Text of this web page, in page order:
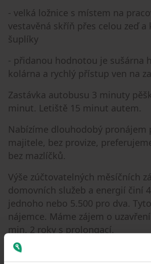
- velká ložnice s místem na
vestavěná skříň přes celou zeď a
šuplíky
- přidanou hodnotou je sušárna
kolárna a rychlý přístup ven na
Zastávka autobusu 3 minuty
minut. Letiště 15 minut autem.
Nabízíme dlouhodobý pronájem
majitele, bez provize,
bez mazlíčků.
Výše zúčtovatelných měsíčních
domovních služeb a energií činí
jednoho nebo 5.500 pro dva.
nájemce. Máme zájem o
min. 2 roky s prolongací.
Pokud máte zájem o prohlídku